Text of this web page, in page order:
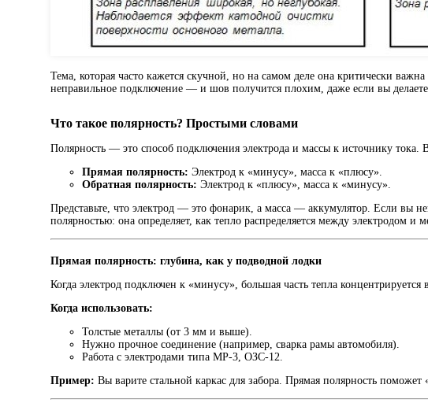
Тема, которая часто кажется скучной, но на самом деле она критически
неправильное подключение — и шов получится плохим, даже если вы
Что такое полярность? Простыми словами
Полярность — это способ подключения электрода и массы к источнику тока. В
Прямая полярность: Электрод к «минусу», масса к «плюсу».
Обратная полярность: Электрод к «плюсу», масса к «минусу».
Представьте, что электрод — это фонарик, а масса — аккумулятор. Если вы
полярностью: она определяет, как тепло распределяется между электродом и
Прямая полярность: глубина, как у подводной лодки
Когда электрод подключен к «минусу», большая часть тепла концентрируется
Когда использовать:
Толстые металлы (от 3 мм и выше).
Нужно прочное соединение (например, сварка рамы автомобиля).
Работа с электродами типа МР-3, ОЗС-12.
Пример: Вы варите стальной каркас для забора. Прямая полярность